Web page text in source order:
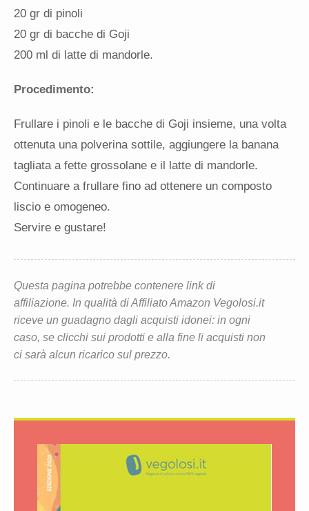
20 gr di pinoli
20 gr di bacche di Goji
200 ml di latte di mandorle.
Procedimento:
Frullare i pinoli e le bacche di Goji insieme, una volta
ottenuta una polverina sottile, aggiungere la banana
tagliata a fette grossolane e il latte di mandorle.
Continuare a frullare fino ad ottenere un composto
liscio e omogeneo.
Servire e gustare!
Questa pagina potrebbe contenere link di
affiliazione. In qualità di Affiliato Amazon Vegolosi.it
riceve un guadagno dagli acquisti idonei: in ogni
caso, se clicchi sui prodotti e alla fine li acquisti non
ci sarà alcun ricarico sul prezzo.